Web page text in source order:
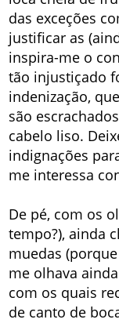
das exceções
justificar as
inspira-me o
tão injustiçado
indenização,
são
cabelo liso.
indignações
me interessa
De pé, com os
tempo?), ainda
muedas
me olhava
com os quais
de canto de